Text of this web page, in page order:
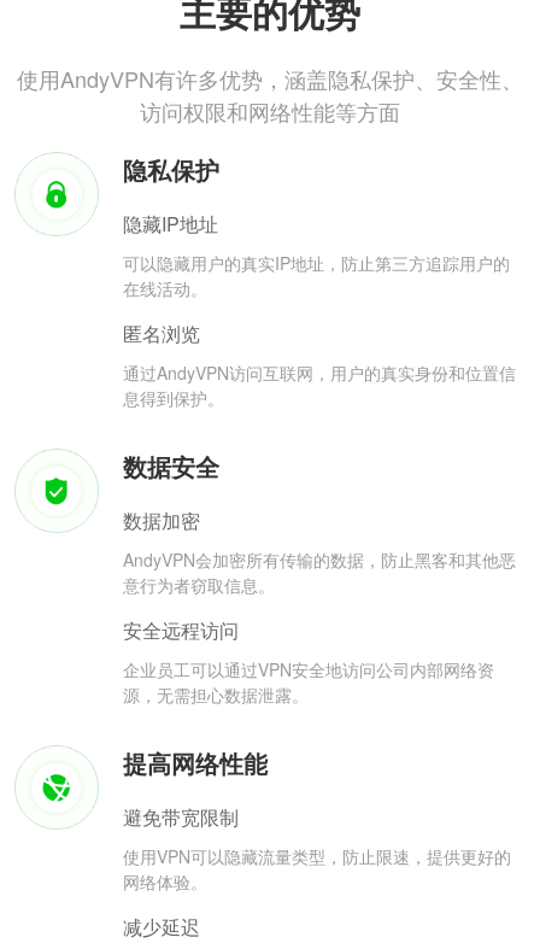
主要的优势
使用AndyVPN有许多优势，涵盖隐私保护、安全性、
访问权限和网络性能等方面
隐私保护
隐藏IP地址
可以隐藏用户的真实IP地址，防止第三方追踪用户的
在线活动。
匿名浏览
通过AndyVPN访问互联网，用户的真实身份和位置信
息得到保护。
数据安全
数据加密
AndyVPN会加密所有传输的数据，防止黑客和其他恶
意行为者窃取信息。
安全远程访问
企业员工可以通过VPN安全地访问公司内部网络资
源，无需担心数据泄露。
提高网络性能
避免带宽限制
使用VPN可以隐藏流量类型，防止限速，提供更好的
网络体验。
减少延迟